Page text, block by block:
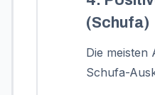
(Schufa)
Die
Schufa-